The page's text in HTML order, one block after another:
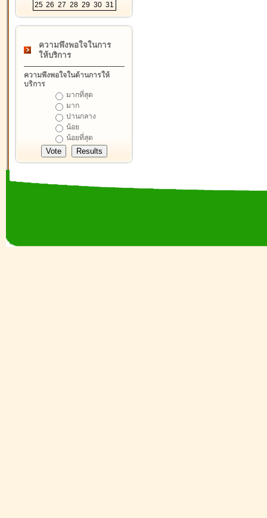
25 26 27 28 29 30 31
ความพึงพอใจในการ
ให้บริการ
ความพึงพอใจในด้านการให้
บริการ
มากที่สุด
มาก
ปานกลาง
น้อย
น้อยที่สุด